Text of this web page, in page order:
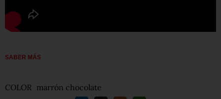
SABER MÁS
COLOR marrón chocolate